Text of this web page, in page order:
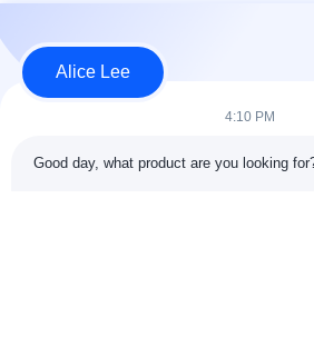
Catégories populaires
structure métallique
Alice Lee
4:10 PM
Good day, what product are you looking